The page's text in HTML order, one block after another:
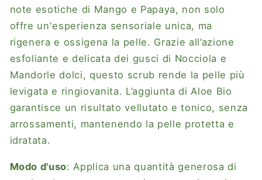
note esotiche di Mango e Papaya, non solo
offre un'esperienza sensoriale unica, ma
rigenera e ossigena la pelle. Grazie all’azione
esfoliante e delicata dei gusci di Nocciola e
Mandorle dolci, questo scrub rende la pelle più
levigata e ringiovanita. L’aggiunta di Aloe Bio
garantisce un risultato vellutato e tonico, senza
arrossamenti, mantenendo la pelle protetta e
idratata.
Modo d'uso: Applica una quantità generosa di